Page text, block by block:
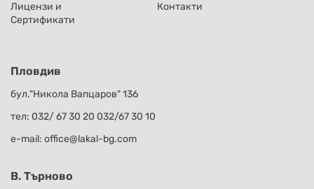
Лицензи и
Сертификати
Контакти
Пловдив
бул."Никола Вапцаров" 136
тел: 032/ 67 30 20 032/67 30 10
е-mail: office@lakal-bg.com
В. Търново